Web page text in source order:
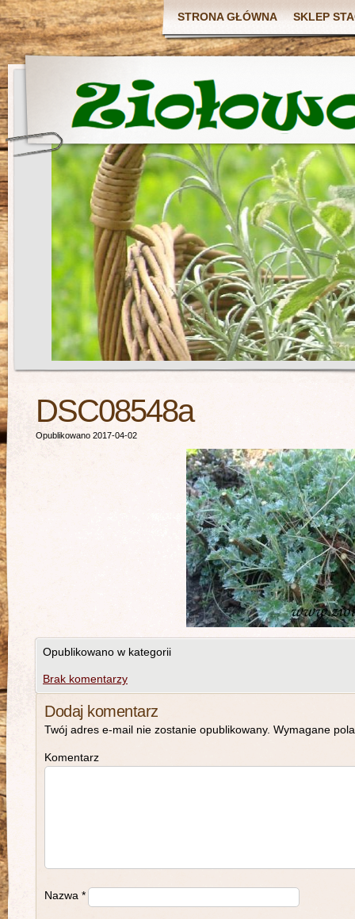
STRONA GŁÓWNA SKLEP
DSC08548a
Opublikowano 2017-04-02
Opublikowano w kategorii
Brak komentarzy
Dodaj komentarz
Twój adres e-mail nie zostanie opublikowany. Wymagane
Komentarz
Nazwa *